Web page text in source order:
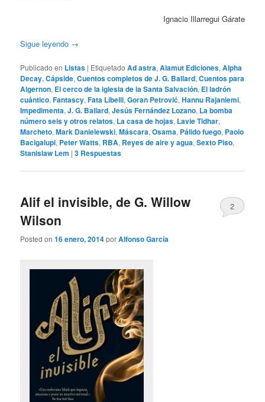
Ignacio Illarregui Gárate
Sigue leyendo →
Publicado en Listas | Etiquetado Ad astra,Alamut Ediciones,Alpha
Decay,Cápside,Cuentos completos de J. G. Ballard,Cuentos para
Algernon, El cerco de la iglesia de la Santa Salvación, El ladrón
cuántico,Fantascy,Fata Libelli,Goran Petrović,Hannu Rajaniemi,
Impedimenta,J. G. Ballard,Jesús Fernández Lozano, La bomba
número seis y otros relatos, La casa de hojas, Lavie Tidhar,
Marcheto,Mark Danielewski,Máscara,Osama, Pálido fuego, Paolo
Bacigalupi, Peter Watts, RBA, Reyes de aire y agua,Sexto Piso,
Stanislaw Lem |3 Respuestas
Alif el invisible, de G. Willow
Wilson
Posted on16 enero, 2014porAlfonso García
2